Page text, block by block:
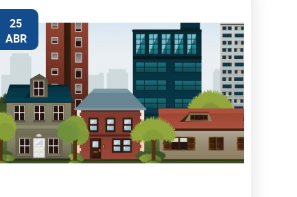
25
ABR